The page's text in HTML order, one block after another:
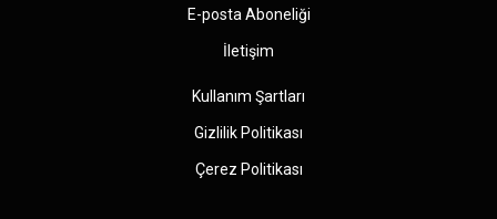
E-posta Aboneliği
İletişim
Kullanım Şartları
Gizlilik Politikası
Çerez Politikası